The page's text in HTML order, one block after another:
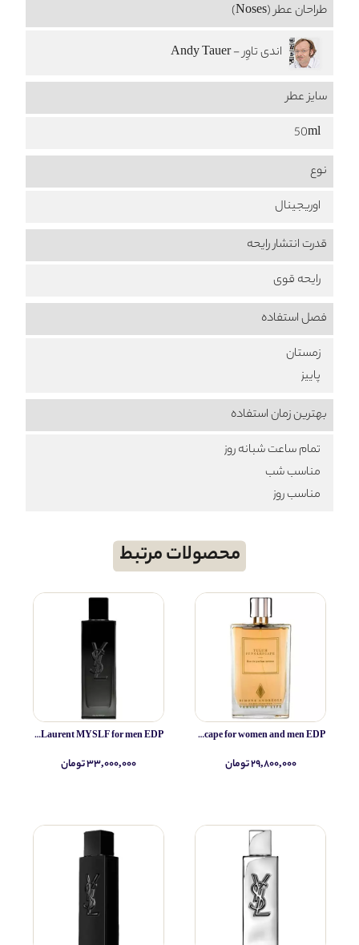
طراحان عطر (Noses)
اندی تاوِر - Andy Tauer
سایز عطر
50ml
نوع
اوریجینال
قدرت انتشار رایحه
رایحه قوی
فصل استفاده
زمستان
پاییز
بهترین زمان استفاده
تمام ساعت شبانه روز
مناسب شب
مناسب روز
محصولات مرتبط
Simone Andreoli Tulum Junglescape for women and men EDP
۲۹,۸۰۰,۰۰۰ تومان
Yves Saint Laurent MYSLF for men EDP
۳۳,۰۰۰,۰۰۰ تومان